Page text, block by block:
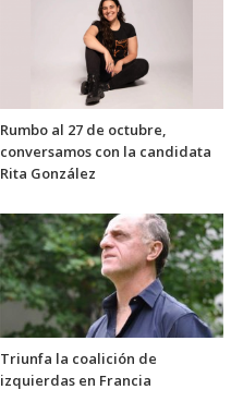
Rumbo al 27 de octubre,
conversamos con la candidata
Rita González
Triunfa la coalición de
izquierdas en Francia